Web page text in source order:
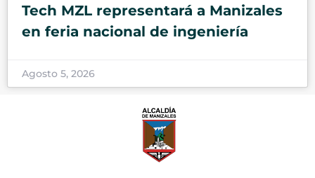
Tech MZL representará a Manizales
en feria nacional de ingeniería
Agosto 5, 2026